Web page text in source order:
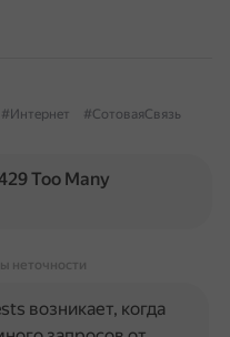
#Интернет
#СотоваяСвязь
Too Many
неточности
возникает, когда